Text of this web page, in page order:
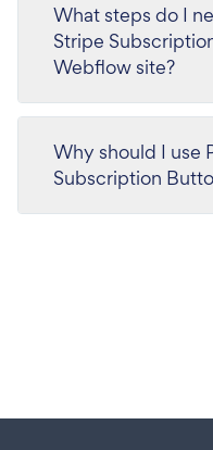
What steps do I
Stripe
Webflow site?
Why should I use
Subscription